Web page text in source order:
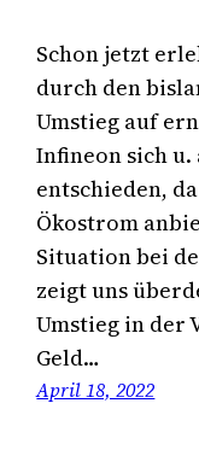
Schon jetzt
durch den
Umstieg auf
Infineon sich u.
entschieden,
Ökostrom
Situation bei
zeigt uns
Umstieg in der
Geld…
April 18, 2022